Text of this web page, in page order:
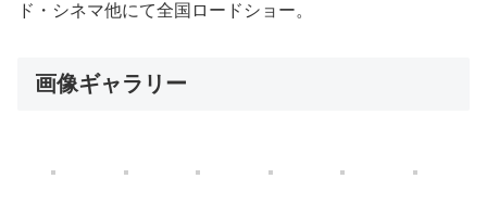
ド・シネマ他にて全国ロードショー。
画像ギャラリー